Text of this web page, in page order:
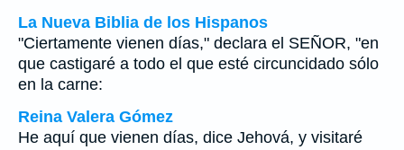
La Nueva Biblia de los Hispanos
"Ciertamente vienen días," declara el SEÑOR, "en
que castigaré a todo el que esté circuncidado sólo
en la carne:
Reina Valera Gómez
He aquí que vienen días, dice Jehová, y visitaré